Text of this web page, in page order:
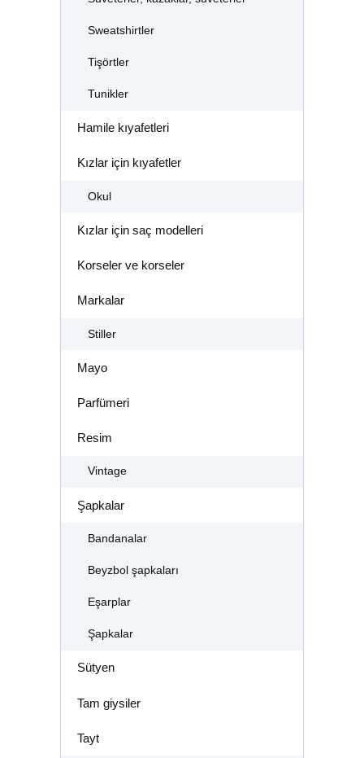
Sweatshirtler
Tişörtler
Tunikler
Hamile kıyafetleri
Kızlar için kıyafetler
Okul
Kızlar için saç modelleri
Korseler ve korseler
Markalar
Stiller
Mayo
Parfümeri
Resim
Vintage
Şapkalar
Bandanalar
Beyzbol şapkaları
Eşarplar
Şapkalar
Sütyen
Tam giysiler
Tayt